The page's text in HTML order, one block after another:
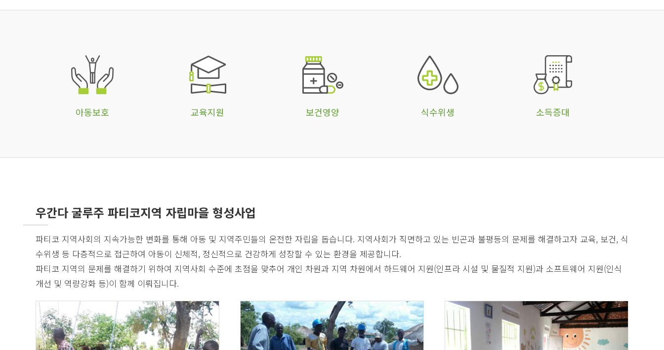
아동보호 교육지원 보건영양 식수위생 소득증대
우간다 굴루주 파티코지역 자립마을 형성사업
파티코 지역사회의 지속가능한 변화를 통해 아동 및 지역주민들의 온전한 자립을 돕습니다. 지역사회가 직면하고 있는 빈곤과 불평등의 문제를 해결하고자 교육, 보건, 식
수위생 등 다층적으로 접근하여 아동이 신체적, 정신적으로 건강하게 성장할 수 있는 환경을 제공합니다.
파티코 지역의 문제를 해결하기 위하여 지역사회 수준에 초점을 맞추어 개인 차원과 지역 차원에서 하드웨어 지원(인프라 시설 및 물질적 지원)과 소프트웨어 지원(인식
개선 및 역량강화 등)이 함께 이뤄집니다.